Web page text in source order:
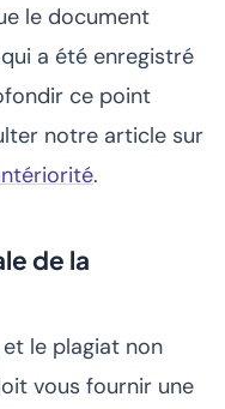
le document
a été enregistré
ce point
notre article sur
.
de la
le plagiat non
vous fournir une